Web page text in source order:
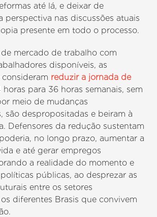
até lá, e deixar de
perspectiva nas discussões atuais
presente em todo o processo.
mercado de trabalho com
disponíveis, as
reduzir a jornada de
horas para 36 horas semanais, sem
meio de mudanças
são despropositadas e beiram à
Defensores da redução sustentam
no longo prazo, aumentar a
e até gerar empregos
a realidade do momento e
públicas, ao desprezar as
entre os setores
diferentes Brasis que convivem